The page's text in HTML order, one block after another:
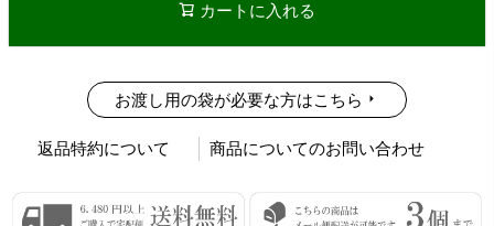
カートに入れる
お渡し用の袋が必要な方はこちら
返品特約について 商品についてのお問い合わせ